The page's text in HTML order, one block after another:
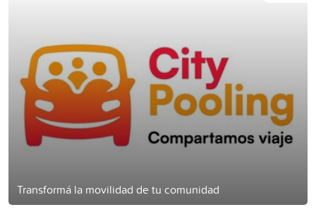
Transformá la movilidad de tu comunidad